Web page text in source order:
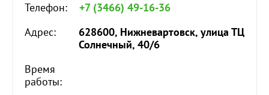
Телефон:
+7 (3466) 49-16-36
Адрес:
628600, Нижневартовск, улица ТЦ
Солнечный, 40/6
Время
работы: